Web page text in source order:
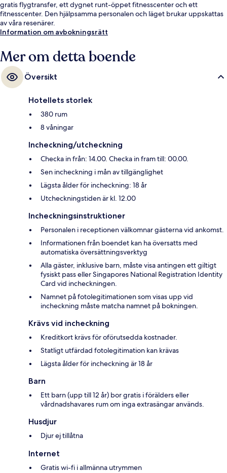
gratis flygtransfer, ett dygnet runt-öppet fitnesscenter och ett
fitnesscenter. Den hjälpsamma personalen och läget brukar uppskattas
av våra resenärer.
Information om avbokningsrätt
Mer om detta boende
Översikt
Hotellets storlek
380 rum
8 våningar
Incheckning/utcheckning
Checka in från: 14.00. Checka in fram till: 00.00.
Sen incheckning i mån av tillgänglighet
Lägsta ålder för incheckning: 18 år
Utcheckningstiden är kl. 12.00
Incheckningsinstruktioner
Personalen i receptionen välkomnar gästerna vid ankomst.
Informationen från boendet kan ha översatts med
automatiska översättningsverktyg
Alla gäster, inklusive barn, måste visa antingen ett giltigt
fysiskt pass eller Singapores National Registration Identity
Card vid incheckningen.
Namnet på fotolegitimationen som visas upp vid
incheckning måste matcha namnet på bokningen.
Krävs vid incheckning
Kreditkort krävs för oförutsedda kostnader.
Statligt utfärdad fotolegitimation kan krävas
Lägsta ålder för incheckning är 18 år
Barn
Ett barn (upp till 12 år) bor gratis i förälders eller
vårdnadshavares rum om inga extrasängar används.
Husdjur
Djur ej tillåtna
Internet
Gratis wi-fi i allmänna utrymmen